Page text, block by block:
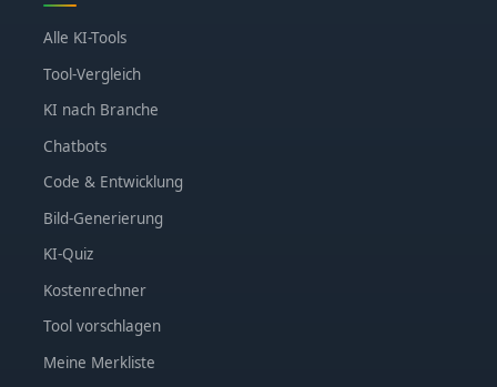
Alle KI-Tools
Tool-Vergleich
KI nach Branche
Chatbots
Code & Entwicklung
Bild-Generierung
KI-Quiz
Kostenrechner
Tool vorschlagen
Meine Merkliste